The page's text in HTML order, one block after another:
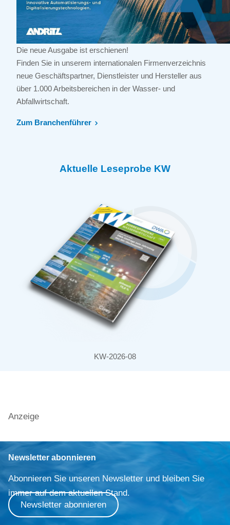
Die neue Ausgabe ist erschienen!
Finden Sie in unserem internationalen Firmenverzeichnis
neue Geschäftspartner, Dienstleister und Hersteller aus
über 1.000 Arbeitsbereichen in der Wasser- und
Abfallwirtschaft.
Zum Branchenführer
Aktuelle Leseprobe KW
KW-2026-08
Anzeige
Newsletter abonnieren
Abonnieren Sie unseren Newsletter und bleiben Sie
immer auf dem aktuellen Stand.
Newsletter abonnieren